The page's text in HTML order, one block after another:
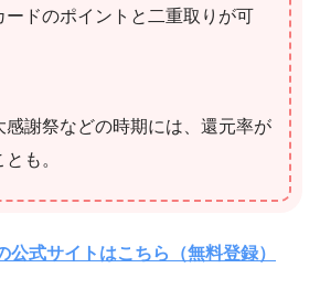
ードのポイントと二重取りが可
感謝祭などの時期には、還元率が
も。
公式サイトはこちら（無料登録）